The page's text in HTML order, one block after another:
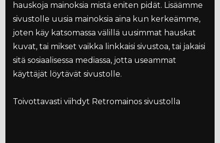
hauskoja mainoksia mistä eniten pidät. Lisäämme
sivustolle uusia mainoksia aina kun kerkeämme,
joten käy katsomassa välillä uusimmat hauskat
kuvat, tai mikset vaikka linkkaisi sivustoa, tai jakaisi
sitä sosiaalisessa mediassa, jotta useammat
käyttäjät löytävät sivustolle.
Toivottavasti viihdyt Retromainos sivustolla